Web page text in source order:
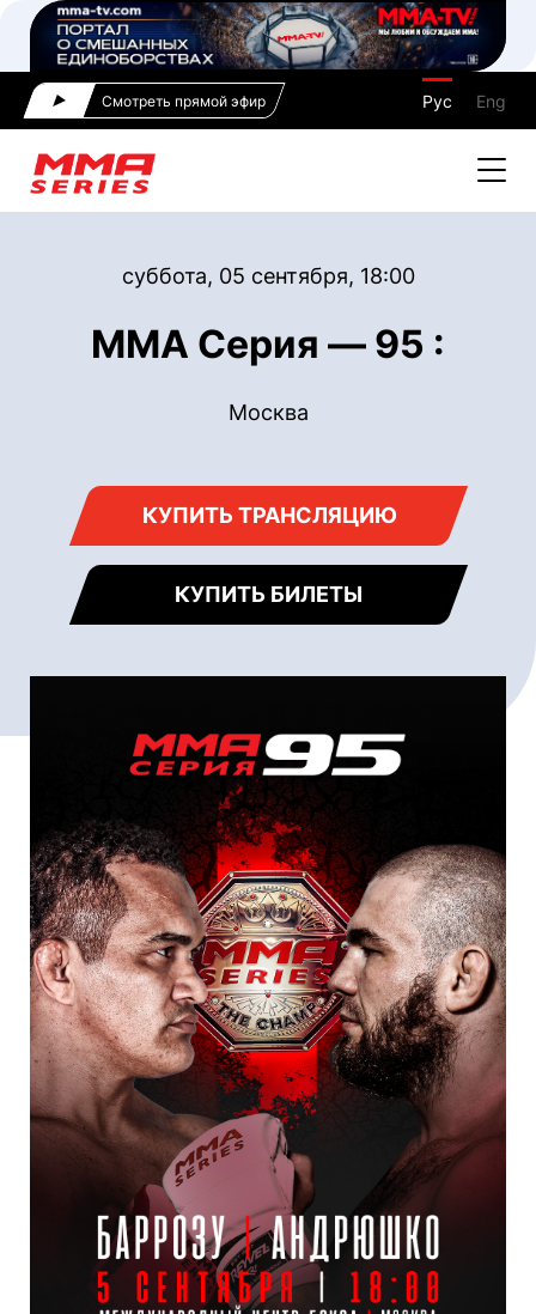
Смотреть прямой эфир Рус Eng
суббота, 05 сентября, 18:00
ММА Серия — 95 :
Москва
КУПИТЬ ТРАНСЛЯЦИЮ
КУПИТЬ БИЛЕТЫ